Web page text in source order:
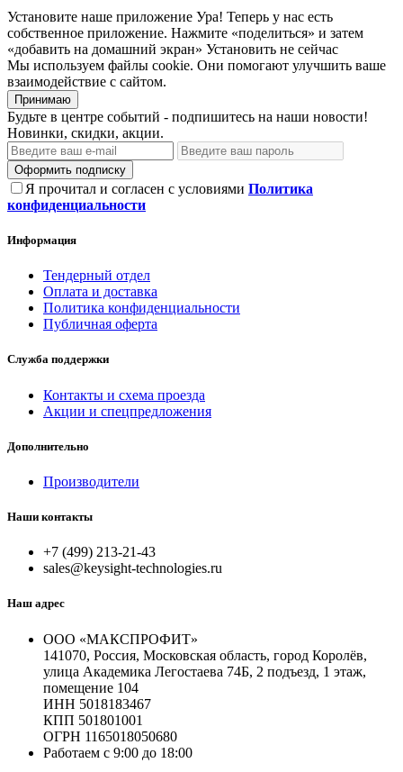
Установите наше приложение Ура! Теперь у нас есть
собственное приложение. Нажмите «поделиться» и затем
«добавить на домашний экран» Установить не сейчас
Мы используем файлы cookie. Они помогают улучшить ваше
взаимодействие с сайтом.
Принимаю
Будьте в центре событий - подпишитесь на наши новости!
Новинки, скидки, акции.
Оформить подписку
Я прочитал и согласен с условиями Политика
конфиденциальности
Информация
Тендерный отдел
Оплата и доставка
Политика конфиденциальности
Публичная оферта
Служба поддержки
Контакты и схема проезда
Акции и спецпредложения
Дополнительно
Производители
Наши контакты
+7 (499) 213-21-43
sales@keysight-technologies.ru
Наш адрес
ООО «МАКСПРОФИТ»
141070, Россия, Московская область, город Королёв,
улица Академика Легостаева 74Б, 2 подъезд, 1 этаж,
помещение 104
ИНН 5018183467
КПП 501801001
ОГРН 1165018050680
Работаем с 9:00 до 18:00